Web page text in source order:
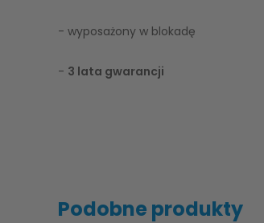
- wyposażony w blokadę
- 3 lata gwarancji
Podobne produkty